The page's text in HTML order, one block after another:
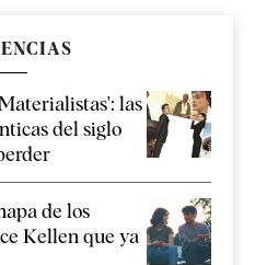
las
del siglo
de los
Kellen que ya